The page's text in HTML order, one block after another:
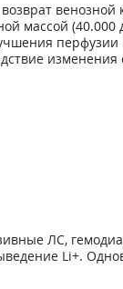
венозной
массой
перфузии
ЛС,
Li+.